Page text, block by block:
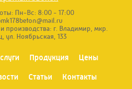
Пн-Вс: 8:00 - 17:00
производства: г. Владимир, мкр.
ул. Ноябрьская, 133
Продукция Цены
Статьи Контакты